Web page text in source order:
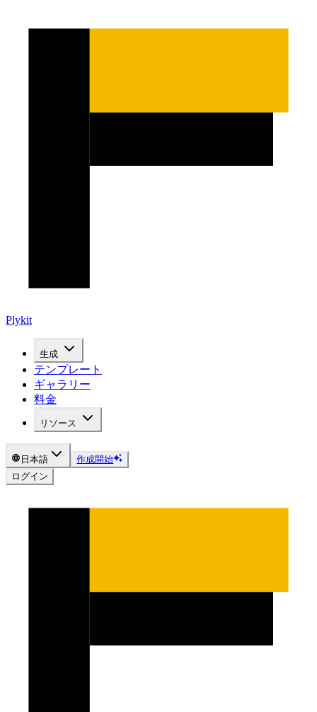
Plykit
生成
テンプレート
ギャラリー
料金
リソース
日本語
作成開始
ログイン